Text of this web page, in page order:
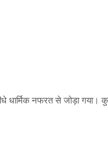
नफरत से जोड़ा गया।